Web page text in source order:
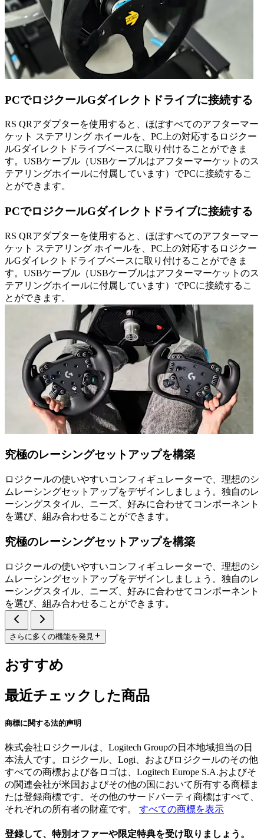
PCでロジクールGダイレクトドライブに接続する
RS QRアダプターを使用すると、ほぼすべてのアフターマー
ケット ステアリング ホイールを、PC上の対応するロジクー
ルGダイレクトドライブベースに取り付けることができま
す。USBケーブル（USBケーブルはアフターマーケットのス
テアリングホイールに付属しています）でPCに接続するこ
とができます。
PCでロジクールGダイレクトドライブに接続する
RS QRアダプターを使用すると、ほぼすべてのアフターマー
ケット ステアリング ホイールを、PC上の対応するロジクー
ルGダイレクトドライブベースに取り付けることができま
す。USBケーブル（USBケーブルはアフターマーケットのス
テアリングホイールに付属しています）でPCに接続するこ
とができます。
究極のレーシングセットアップを構築
ロジクールの使いやすいコンフィギュレーターで、理想のシ
ムレーシングセットアップをデザインしましょう。独自のレ
ーシングスタイル、ニーズ、好みに合わせてコンポーネント
を選び、組み合わせることができます。
究極のレーシングセットアップを構築
ロジクールの使いやすいコンフィギュレーターで、理想のシ
ムレーシングセットアップをデザインしましょう。独自のレ
ーシングスタイル、ニーズ、好みに合わせてコンポーネント
を選び、組み合わせることができます。
さらに多くの機能を発見
おすすめ
最近チェックした商品
商標に関する法的声明
株式会社ロジクールは、Logitech Groupの日本地域担当の日
本法人です。ロジクール、Logi、およびロジクールのその他
すべての商標および各ロゴは、Logitech Europe S.A.およびそ
の関連会社が米国およびその他の国において所有する商標ま
たは登録商標です。その他のサードパーティ商標はすべて、
それぞれの所有者の財産です。 すべての商標を表示
登録して、特別オファーや限定特典を受け取りましょう。